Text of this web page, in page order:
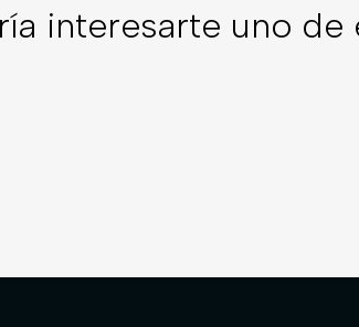
interesarte uno de